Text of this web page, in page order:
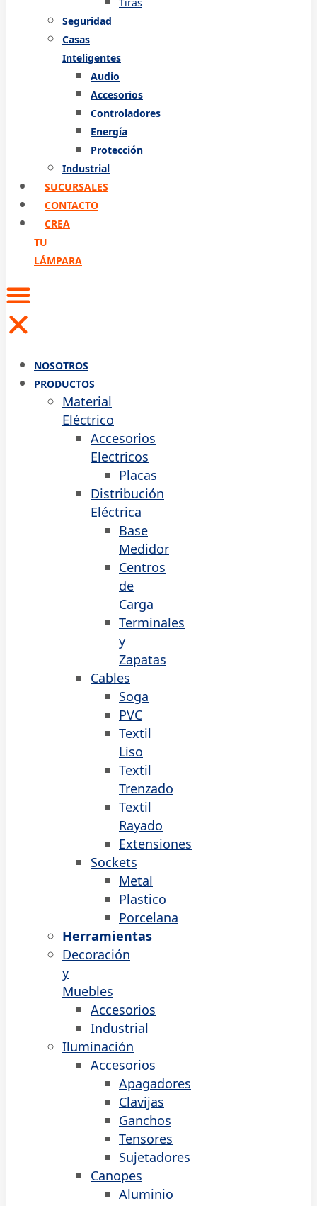
Seguridad
Casas
Inteligentes
Audio
Accesorios
Controladores
Energía
Protección
Industrial
SUCURSALES
CONTACTO
CREA
TU
LÁMPARA
NOSOTROS
PRODUCTOS
Material
Eléctrico
Accesorios
Electricos
Placas
Distribución
Eléctrica
Base
Medidor
Centros
de
Carga
Terminales
y
Zapatas
Cables
Soga
PVC
Textil
Liso
Textil
Trenzado
Textil
Rayado
Extensiones
Sockets
Metal
Plastico
Porcelana
Herramientas
Decoración
y
Muebles
Accesorios
Industrial
Iluminación
Accesorios
Apagadores
Clavijas
Ganchos
Tensores
Sujetadores
Canopes
Aluminio